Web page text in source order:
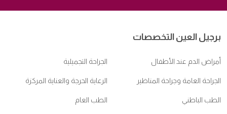
برجيل العين التخصصات
أمراض الدم عند الأطفال الجراحة التجميلية
الجراحة العامة وجراحة المناظير الرعاية الحرجة والعناية المركزة
الطب الباطني الطب العام